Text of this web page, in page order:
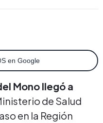
en Google
Mono llegó a
de Salud
en la Región